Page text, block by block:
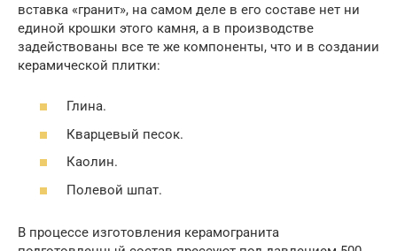
вставка «гранит», на самом деле в его составе нет ни
единой крошки этого камня, а в производстве
задействованы все те же компоненты, что и в создании
керамической плитки:
Глина.
Кварцевый песок.
Каолин.
Полевой шпат.
В процессе изготовления керамогранита